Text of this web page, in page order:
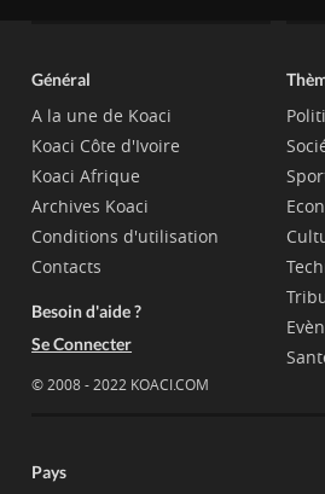
Général
A la une de Koaci
Koaci Côte d'Ivoire
Koaci Afrique
Archives Koaci
Conditions d'utilisation
Contacts
Besoin d'aide ?
Se Connecter
© 2008 - 2022 KOACI.COM
Pays